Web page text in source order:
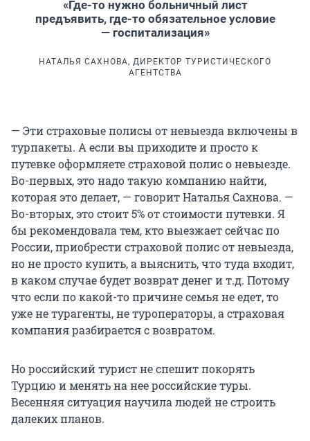
«Где-то нужно больничный лист
предъявить, где-то обязательное условие
— госпитализация»
НАТАЛЬЯ САХНОВА, ДИРЕКТОР ТУРИСТИЧЕСКОГО
АГЕНТСТВА
— Эти страховые полисы от невыезда включены в
турпакеты. А если вы приходите и просто к
путевке оформляете страховой полис о невыезде.
Во-первых, это надо такую компанию найти,
которая это делает, — говорит Наталья Сахнова. —
Во-вторых, это стоит 5% от стоимости путевки. Я
бы рекомендовала тем, кто выезжает сейчас по
России, приобрести страховой полис от невыезда,
но не просто купить, а выяснить, что туда входит,
в каком случае будет возврат денег и т.д. Потому
что если по какой-то причине семья не едет, то
уже не турагенты, не туроператоры, а страховая
компания разбирается с возвратом.
Но российский турист не спешит покорять
Турцию и менять на нее российские туры.
Весенняя ситуация научила людей не строить
далеких планов.